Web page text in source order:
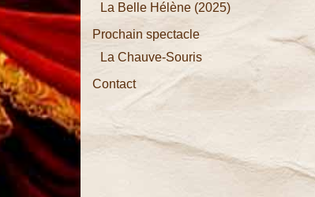
La Vie
Parisienne
La
Chauve-
Souris
La Belle
Hélène
La Belle Hélène (2025)
Prochain spectacle
La Chauve-Souris
Contact